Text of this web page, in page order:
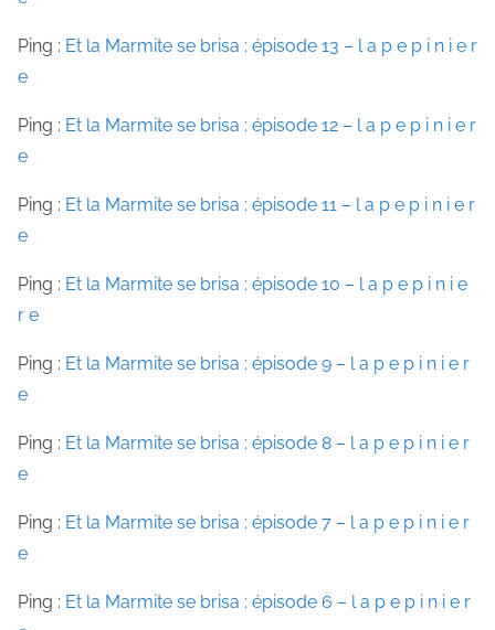
Ping : Et la Marmite se brisa : épisode 13 – l a p e p i n i e r
e
Ping : Et la Marmite se brisa : épisode 12 – l a p e p i n i e r
e
Ping : Et la Marmite se brisa : épisode 11 – l a p e p i n i e r
e
Ping : Et la Marmite se brisa : épisode 10 – l a p e p i n i e
r e
Ping : Et la Marmite se brisa : épisode 9 – l a p e p i n i e r
e
Ping : Et la Marmite se brisa : épisode 8 – l a p e p i n i e r
e
Ping : Et la Marmite se brisa : épisode 7 – l a p e p i n i e r
e
Ping : Et la Marmite se brisa : épisode 6 – l a p e p i n i e r